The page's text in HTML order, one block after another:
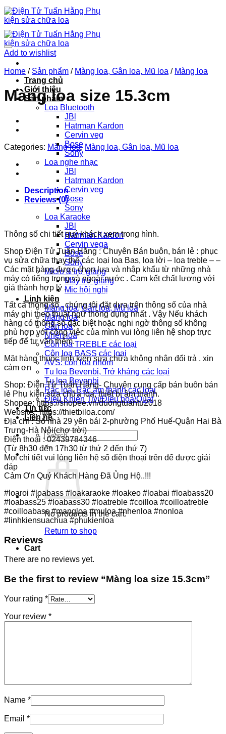
Chuyển
đến
nội
dung
Trang chủ
Giới thiệu
Sản phẩm
Loa Bluetooth
JBl
Hatrman Kardon
Cervin veg
Bose
Sony
Loa nghe nhạc
JBl
Hatrman Kardon
Cervin veg
Bose
Sony
Loa Karaoke
JBl
Hatrman Kardon
Cervin vega
Bose
Sony
Micro & trợ giảng
Máy trợ giảng
Mic hội nghị
Linh kiện
Màng loa, Gân loa, Mũ loa
Màng loa
Gân loa
Nhện loa
Côn loa TREBLE các loại
Côn loa BASS các loại
AVS: côn loa nhôm
Tụ loa Bevenbi, Trở kháng các loại
Tụ loa Bevenbi
Rắc loa, Rắc âm thanh các loại
Điều Khiển Tivi/Điều hoà/Quạt
Tin tức
Liên hệ
Search
for:
No products in the cart.
Return to shop
Cart
Add to wishlist
Home / Sản phẩm / Màng loa, Gân loa, Mũ loa / Màng loa
Màng loa size 15.3cm
Categories: Màng loa, Màng loa, Gân loa, Mũ loa
Description
Reviews (0)
Thông số chi tiết quý khách xem trong hình.
Shop Điện Tử Tuấn Hằng : Chuyên Bán buôn, bán lẻ : phục
vụ sửa chữa thay thế các loại loa Bas, loa lời – loa treble – –
Các mặt hàng được chọn lựa và nhập khẩu từ những nhà
máy có tiếng trong và ngoài nước . Cam kết chất lượng với
giá thành hợp lý .
Tất cả thông số , chúng tôi đặt dựa trên thông số của nhà
máy ghi theo thuật ngữ thông dụng nhất . Vậy Nếu khách
hàng có thông số đặc biệt hoặc nghi ngờ thông số không
phù hợp với công việc của mình vui lòng liên hệ shop trực
tiếp để tư vấn thêm.
Mặt hàng thuộc linh kiện sửa chữa không nhận đổi trả . xin
cảm ơn
Shop: Điện Tử Tuấn Hằng- Chuyên cung cấp bán buôn bán
lẻ Phụ kiện sửa chữa loa, thiết bị âm thanh.
Shopee: https://shopee.vn/duongtuantu2018
Website : https://thietbiloa.com/
Địa chỉ : Số nhà 29 yên bái 2-phường Phố Huế-Quận Hai Bà
Trưng-Hà Nội(chợ trời)
Điện thoại : 02439784346
(Từ 8h30 đến 17h30 từ thứ 2 đến thứ 7)
Mọi chi tiết vui lòng liên hệ số điện thoại trên để được giải
đáp
Cảm Ơn Quý Khách Hàng Đã Ủng Hộ..!!!
#loaroi #loabass #loakaraoke #loakeo #loabai #loabass20
#loabass25 #loabass30 #loatreble #coilloa #coilloatreble
#coilloabass #mangloa #muloa #nhenloa #nonloa
#linhkiensuachua #phukienloa
Reviews
There are no reviews yet.
Be the first to review “Màng loa size 15.3cm”
Your rating *
Your review *
Name *
Email *